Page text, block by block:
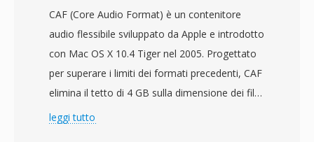
dell&#039;estensione del file. JVC ha progettato
MOD come ponte pratico tra la registrazione
DV su nastro e i flussi di lavoro completamente
basati su file, consentendo agli utenti di
per un accesso immediato al computer senza
CAF (Core Audio Format) è un contenitore
audio flessibile sviluppato da Apple e introdotto
con Mac OS X 10.4 Tiger nel 2005. Progettato
per superare i limiti dei formati precedenti, CAF
elimina il tetto di 4 GB sulla dimensione dei file
che vincola WAV e AIFF, supportando
leggi tutto